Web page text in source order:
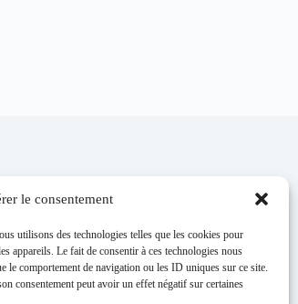
le consentement
utilisons des technologies telles que les cookies pour
appareils. Le fait de consentir à ces technologies nous
le comportement de navigation ou les ID uniques sur ce site.
consentement peut avoir un effet négatif sur certaines